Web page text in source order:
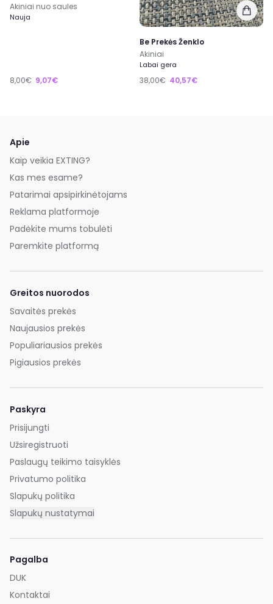
Akiniai nuo saules
Nauja
8,00€ 9,07€
Be Prekės Ženklo
Akiniai
Labai gera
38,00€ 40,57€
Apie
Kaip veikia EXTING?
Kas mes esame?
Patarimai apsipirkinėtojams
Reklama platformoje
Padėkite mums tobulėti
Paremkite platformą
Greitos nuorodos
Savaitės prekės
Naujausios prekės
Populiariausios prekės
Pigiausios prekės
Paskyra
Prisijungti
Užsiregistruoti
Paslaugų teikimo taisyklės
Privatumo politika
Slapukų politika
Slapukų nustatymai
Pagalba
DUK
Kontaktai